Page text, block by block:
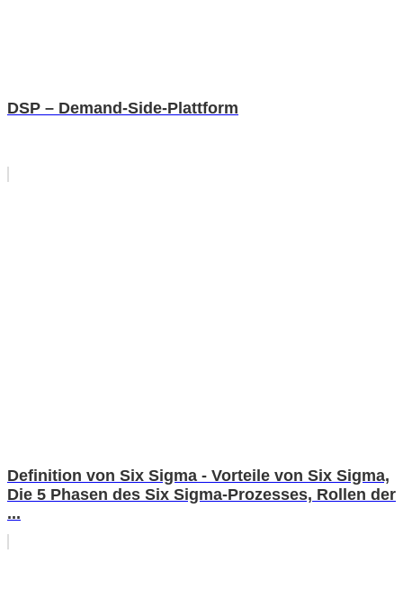
DSP – Demand-Side-Plattform
Definition von Six Sigma - Vorteile von Six Sigma,
Die 5 Phasen des Six Sigma-Prozesses, Rollen der
...